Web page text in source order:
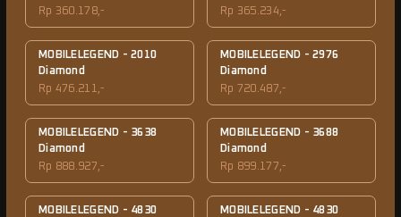
Rp 360.178,-
Rp 365.234,-
MOBILELEGEND - 2010
Diamond
Rp 476.211,-
MOBILELEGEND - 2976
Diamond
Rp 720.487,-
MOBILELEGEND - 3638
Diamond
Rp 888.927,-
MOBILELEGEND - 3688
Diamond
Rp 899.177,-
MOBILELEGEND - 4830
MOBILELEGEND - 4830